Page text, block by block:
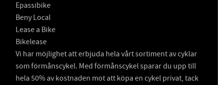
Epassibike
Beny Local
Lease a Bike
Bikelease
Vi har möjlighet att erbjuda hela vårt sortiment av cyklar
som förmånscykel. Med förmånscykel sparar du upp till
hela 50% av kostnaden mot att köpa en cykel privat, tack